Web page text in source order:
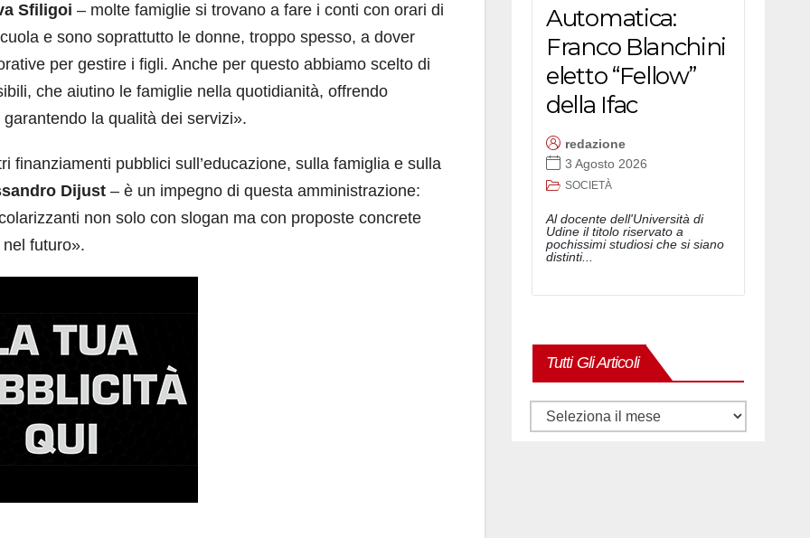
Sfiligoi – molte famiglie si trovano a fare i conti con orari di
e sono soprattutto le donne, troppo spesso, a dover
per gestire i figli. Anche per questo abbiamo scelto di
che aiutino le famiglie nella quotidianità, offrendo
la qualità dei servizi».
finanziamenti pubblici sull’educazione, sulla famiglia e sulla
Dijust – è un impegno di questa amministrazione:
non solo con slogan ma con proposte concrete
futuro».
Automatica:
Franco Blanchini
eletto “Fellow”
della Ifac
redazione
3 Agosto 2026
SOCIETÀ
Al docente dell'Università di
Udine il titolo riservato a
pochissimi studiosi che si siano
distinti...
Tutti Gli Articoli
Tutti